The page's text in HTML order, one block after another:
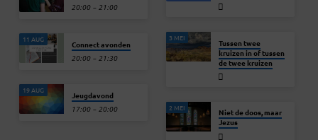
20:00 – 21:00
11 AUG Connect avonden
20:00 – 21:30
19 AUG Jeugdavond
17:00 – 20:00
3 MEI
Tussen twee
kruizen in of tussen
de twee kruizen
2 MEI
Niet de doos, maar
Jezus